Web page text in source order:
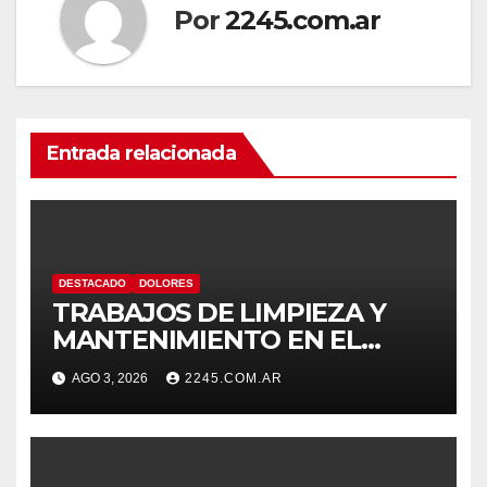
Por2245.com.ar
Entrada relacionada
DESTACADO DOLORES
TRABAJOS DE LIMPIEZA Y
MANTENIMIENTO EN EL
CANAL LA PICASA
AGO 3, 2026 2245.COM.AR